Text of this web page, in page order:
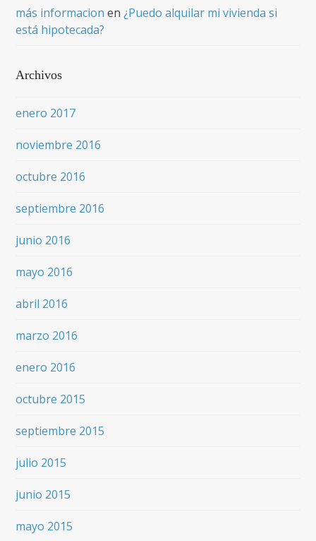
más informacion en¿Puedo alquilar mi vivienda si
está hipotecada?
Archivos
enero 2017
noviembre 2016
octubre 2016
septiembre 2016
junio 2016
mayo 2016
abril 2016
marzo 2016
enero 2016
octubre 2015
septiembre 2015
julio 2015
junio 2015
mayo 2015